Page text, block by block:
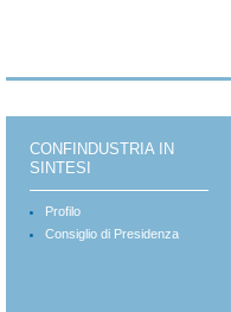
CONFINDUSTRIA IN
SINTESI
Profilo
Consiglio di Presidenza